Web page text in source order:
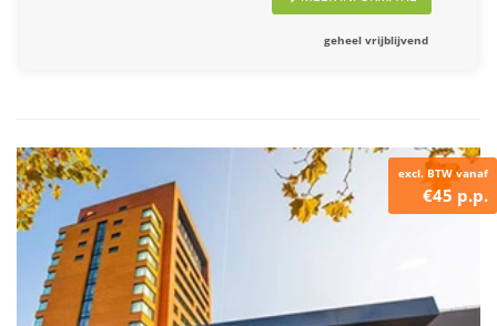
geheel vrijblijvend
excl. BTW vanaf
€45 p.p.